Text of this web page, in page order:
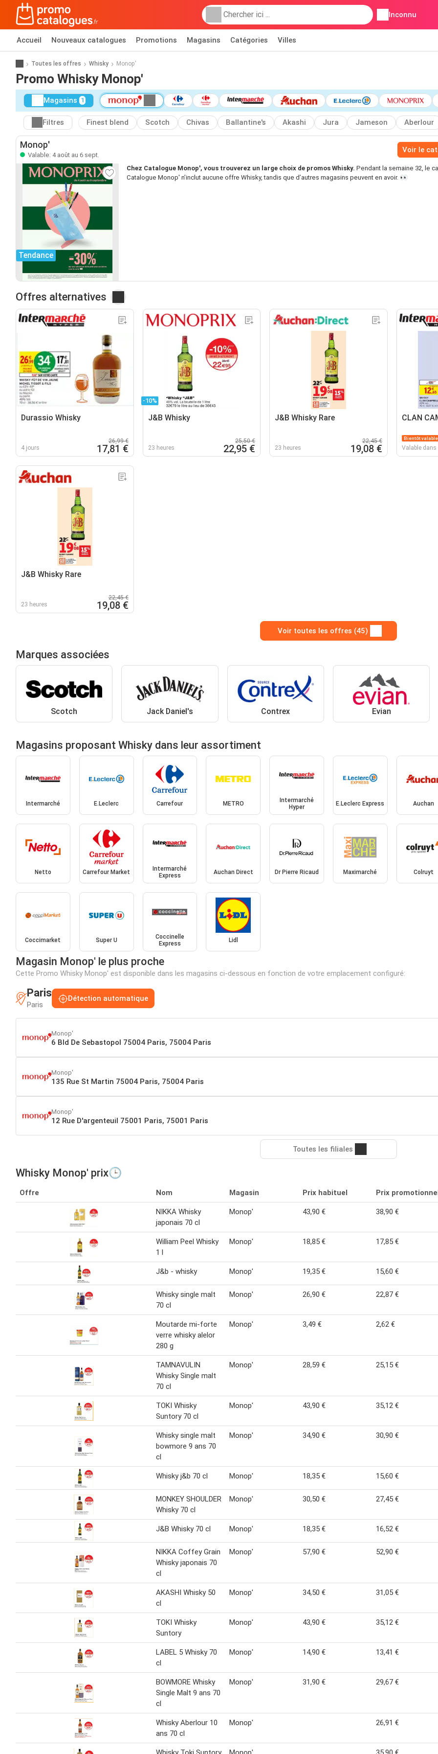
Inconnu
Accueil Nouveaux catalogues Promotions Magasins Catégories Villes
Toutes les offres Whisky Monop'
Promo Whisky Monop'
Magasins 1
Filtres Finest blend Scotch Chivas Ballantine's Akashi Jura Jameson Aberlour
Monop'
Valable: 4 août au 6 sept.
Voir le
Tendance
Chez Catalogue Monop', vous trouverez un large choix de promos Whisky. Pendant la semaine 32, le
Catalogue Monop' n’inclut aucune offre Whisky, tandis que d’autres magasins peuvent en avoir. 👀
Offres alternatives
Durassio Whisky
4 jours
26,99 €
17,81 €
-10%
J&B Whisky
23 heures
25,50 €
22,95 €
J&B Whisky Rare
23 heures
22,45 €
19,08 €
CLAN
Bientôt valable
Valable dans
J&B Whisky Rare
23 heures
22,45 €
19,08 €
Voir toutes les offres (45)
Marques associées
Scotch Jack Daniel's Contrex Evian
Magasins proposant Whisky dans leur assortiment
Intermarché E.Leclerc Carrefour METRO
Intermarché
Hyper
E.Leclerc Express Auchan
Netto Carrefour Market
Intermarché
Express
Auchan Direct Dr Pierre Ricaud Maximarché Colruyt
Coccimarket Super U
Coccinelle
Express
Lidl
Magasin Monop' le plus proche
Cette Promo Whisky Monop' est disponible dans les magasins ci-dessous en fonction de votre emplacement configuré:
Paris
Paris
Détection automatique
Monop'
6 Bld De Sebastopol 75004 Paris, 75004 Paris
Monop'
135 Rue St Martin 75004 Paris, 75004 Paris
Monop'
12 Rue D'argenteuil 75001 Paris, 75001 Paris
Toutes les filiales
Whisky Monop' prix🕒
Offre Nom Magasin Prix habituel Prix
NIKKA Whisky
japonais 70 cl
Monop' 43,90 € 38,90 €
William Peel Whisky
1 l
Monop' 18,85 € 17,85 €
J&b - whisky Monop' 19,35 € 15,60 €
Whisky single malt
70 cl
Monop' 26,90 € 22,87 €
Moutarde mi-forte
verre whisky alelor
280 g
Monop' 3,49 € 2,62 €
TAMNAVULIN
Whisky Single malt
70 cl
Monop' 28,59 € 25,15 €
TOKI Whisky
Suntory 70 cl
Monop' 43,90 € 35,12 €
Whisky single malt
bowmore 9 ans 70
cl
Monop' 34,90 € 30,90 €
Whisky j&b 70 cl Monop' 18,35 € 15,60 €
MONKEY SHOULDER
Whisky 70 cl
Monop' 30,50 € 27,45 €
J&B Whisky 70 cl Monop' 18,35 € 16,52 €
NIKKA Coffey Grain
Whisky japonais 70
cl
Monop' 57,90 € 52,90 €
AKASHI Whisky 50
cl
Monop' 34,50 € 31,05 €
TOKI Whisky
Suntory
Monop' 43,90 € 35,12 €
LABEL 5 Whisky 70
cl
Monop' 14,90 € 13,41 €
BOWMORE Whisky
Single Malt 9 ans 70
cl
Monop' 31,90 € 29,67 €
Whisky Aberlour 10
ans 70 cl
Monop' 26,91 €